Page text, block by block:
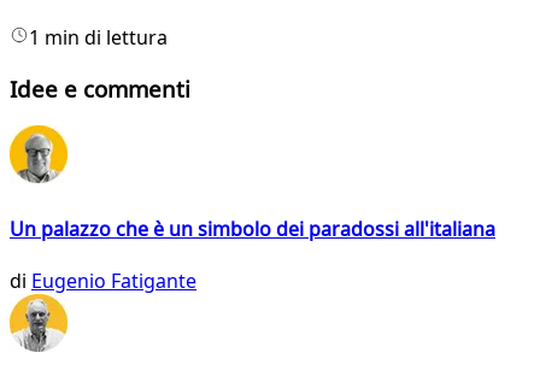
1 min di lettura
Idee e commenti
Un palazzo che è un simbolo dei paradossi all'italiana
di Eugenio Fatigante